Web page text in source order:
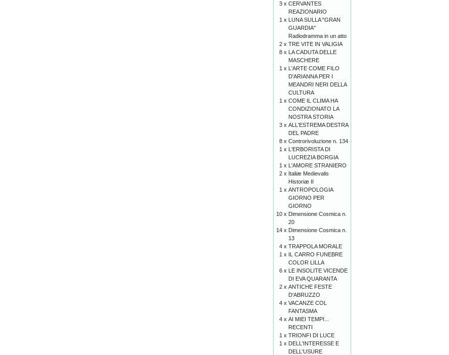
3 x CERVANTES
REAZIONARIO
1 x LUNA SULLA "GRAN
GUARDIA"
Radiodramma in un atto
2 x TRE VITE IN VALIGIA
8 x LA CADUTA DELLE
MASCHERE
1 x L'ARTE COME FILO
D'ARIANNA PER I
MEANDRI NERI DELLA
CULTURA
1 x COME IL CLIMA HA
CONDIZIONATO LA
NOSTRA STORIA
3 x ALL'ESTREMA DESTRA
DEL PADRE
8 x Controrivoluzione n. 134
1 x L'ERBORISTA DI
LUCREZIA BORGIA
1 x L'AMORE STRANIERO
2 x Italiæ Medievalis
Historiæ II
1 x ANTROPOLOGIA
GIORNO PER
GIORNO
10 x Dimensione Cosmica n.
20
14 x Dimensione Cosmica n.
13
4 x TRAPPOLA MORALE
1 x IL CARRO FUNEBRE
COLOR LILLA
6 x LE INSOLITE VICENDE
DI EVA QUARANTA
2 x ANTICHE FESTE
D'ABRUZZO
4 x VACANZE COL
FANTASMA
4 x AI MIEI TEMPI...
RECENTI
1 x TRIONFI DI LUCE
1 x DELL'INTERESSE E
DELL'USURE